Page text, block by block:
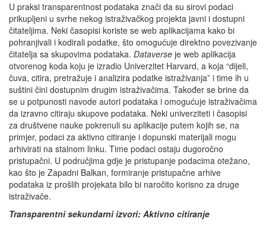
U praksi transparentnost podataka znači da su sirovi podaci
prikupljeni u svrhe nekog istraživačkog projekta javni i dostupni
čitateljima. Neki časopisi koriste se web aplikacijama kako bi
pohranjivali i kodirali podatke, što omogućuje direktno povezivanje
čitatelja sa skupovima podataka. Dataverse je web aplikacija
otvorenog koda koju je izradio Univerzitet Harvard, a koja “dijeli,
čuva, citira, pretražuje i analizira podatke istraživanja” i time ih u
suštini čini dostupnim drugim istraživačima. Također se brine da
se u potpunosti navode autori podataka i omogućuje istraživačima
da izravno citiraju skupove podataka. Neki univerziteti i časopisi
za društvene nauke pokrenuli su aplikacije putem kojih se, na
primjer, podaci za aktivno citiranje i dopunski materijali mogu
arhivirati na stalnom linku. Time podaci ostaju dugoročno
pristupačni. U područjima gdje je pristupanje podacima otežano,
kao što je Zapadni Balkan, formiranje pristupačne arhive
podataka iz prošlih projekata bilo bi naročito korisno za druge
istraživače.
Transparentni sekundarni izvori: Aktivno citiranje